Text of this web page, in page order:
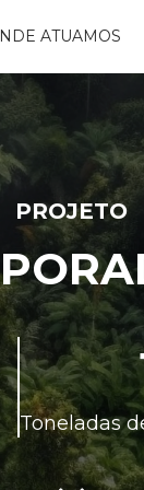
ATUAMOS
PROJETO
Toneladas